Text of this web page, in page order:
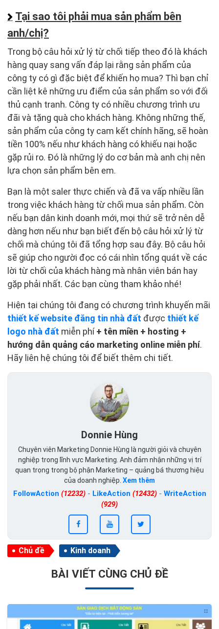
Tại sao tôi phải mua sản phẩm bên
anh/chị?
Trong bộ câu hỏi xử lý từ chối tiếp theo đó là khách
hàng quay sang vấn đáp lại rằng sản phẩm của
công ty có gì đặc biệt để khiến họ mua? Thì bạn chỉ
cần liệt kê những ưu điểm của sản phẩm so với đối
thủ cạnh tranh. Công ty có nhiều chương trình ưu
đãi và tặng quà cho khách hàng. Không những thế,
sản phẩm của công ty cam kết chính hãng, sẽ hoàn
tiền 100% nếu như khách hàng có khiếu nại hoặc
gặp rủi ro. Đó là những lý do cơ bản mà anh chị nên
lựa chọn sản phẩm bên em.
Bạn là một saler thực chiến và đã va vấp nhiều lần
trong việc khách hàng từ chối mua sản phẩm. Còn
nếu bạn dân kinh doanh mới, mọi thứ sẽ trở nên dễ
dàng hơn nếu như bạn biết đến bộ câu hỏi xử lý từ
chối mà chúng tôi đã tổng hợp sau đây. Bộ câu hỏi
sẽ giúp cho người đọc có cái nhìn tổng quát về các
lời từ chối của khách hàng mà nhân viên bán hay
gặp phải nhất. Các bạn cùng tham khảo nhé!
Hiện tại chúng tôi đang có chương trình khuyến mãi
thiết kế website đăng tin nhà đất được thiết kế
logo nhà đất miễn phí+ tên miền + hosting +
hướng dẫn quảng cáo marketing online miễn phí.
Hãy liên hệ chúng tôi để biết thêm chi tiết.
Donnie Hùng
Chuyên viên Marketing Donnie Hùng là người giỏi và chuyên
nghiệp trong lĩnh vực Marketing. Anh đảm nhận những vị trí
quan trọng trong bộ phận Marketing – quảng bá thương hiệu
của doanh nghiệp. Xem thêm
FollowAction (12232)- LikeAction (12432)- WriteAction
(929)
Chủ đề Kinh doanh
BÀI VIẾT CÙNG CHỦ ĐỀ